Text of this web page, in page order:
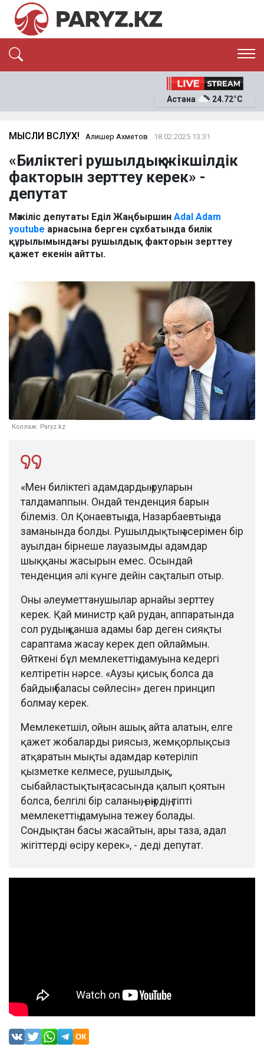
ЭКОНОМИКА
ОҚИҒА
News
Астана 24.72°C
МЫСЛИ ВСЛУХ! Алишер Ахметов 18.02.2025 13:31
«Биліктегі рушылдық-жікшілдік
факторын зерттеу керек» -
депутат
Мәжіліс депутаты Еділ Жаңбыршин Adal Adam
youtube арнасына берген сұхбатында билік
құрылымындағы рушылдық факторын зерттеу
қажет екенін айтты.
Коллаж: Paryz.kz
«Мен биліктегі адамдардың руларын
талдамаппын. Ондай тенденция барын
білеміз. Ол Қонаевтың да, Назарбаевтың да
заманында болды. Рушылдықтың әсерімен бір
ауылдан бірнеше лауазымды адамдар
шыққаны жасырын емес. Осындай
тенденция әлі күнге дейін сақталып отыр.
Оны әлеуметтанушылар арнайы зерттеу
керек. Қай министр қай рудан, аппаратында
сол рудың қанша адамы бар деген сияқты
сараптама жасау керек деп ойлаймын.
Өйткені бұл мемлекеттің дамуына кедергі
келтіретін нәрсе. «Аузы қисық болса да
байдың баласы сөйлесін» деген принцип
болмау керек.
Мемлекетшіл, ойын ашық айта алатын, елге
қажет жобаларды риясыз, жемқорлықсыз
атқаратын мықты адамдар көтеріліп
қызметке келмесе, рушылдық,
сыбайластықтың тасасында қалып қоятын
болса, белгілі бір саланың, өңірдің, тіпті
мемлекеттің дамуына тежеу болады.
Сондықтан басы жасайтын, ары таза, адал
жігіттерді өсіру керек», - деді депутат.